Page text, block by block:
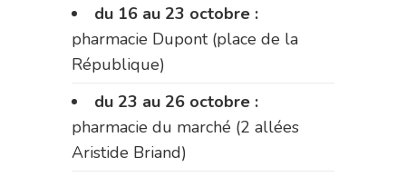
du 16 au 23 octobre :
pharmacie Dupont (place de la
République)
du 23 au 26 octobre :
pharmacie du marché (2 allées
Aristide Briand)